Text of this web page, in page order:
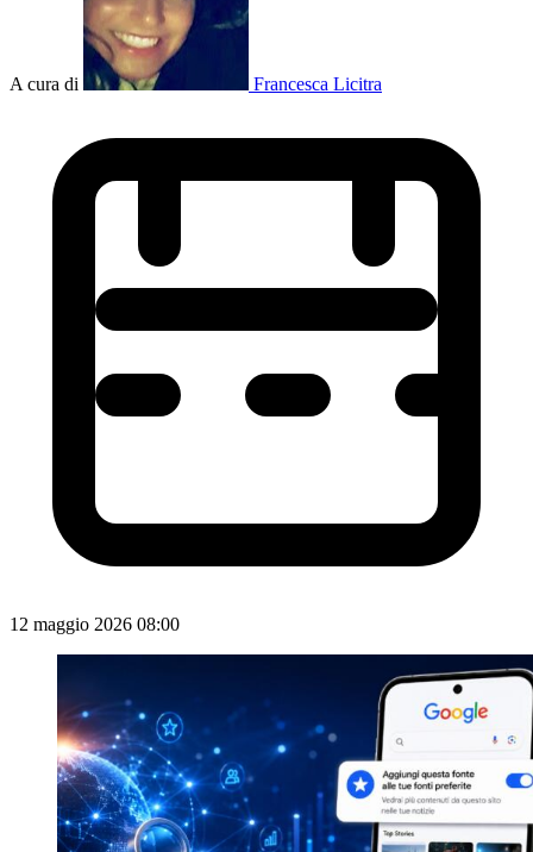
A cura di Francesca Licitra
12 maggio 2026 08:00